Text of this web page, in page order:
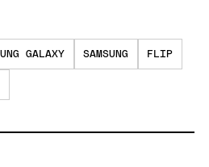
GALAXY SAMSUNG FLIP